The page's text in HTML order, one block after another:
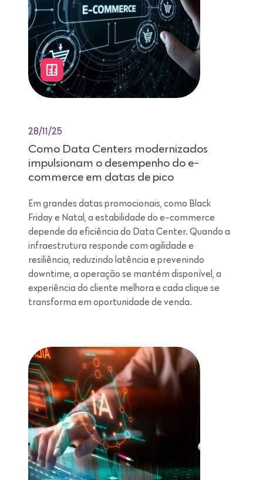
28/11/25
Como Data Centers modernizados
impulsionam o desempenho do e-
commerce em datas de pico
Em grandes datas promocionais, como Black
Friday e Natal, a estabilidade do e-commerce
depende da eficiência do Data Center. Quando a
infraestrutura responde com agilidade e
resiliência, reduzindo latência e prevenindo
downtime, a operação se mantém disponível, a
experiência do cliente melhora e cada clique se
transforma em oportunidade de venda.